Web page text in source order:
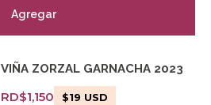
Agregar
VIÑA ZORZAL GARNACHA 2023
RD$1,150 $19 USD